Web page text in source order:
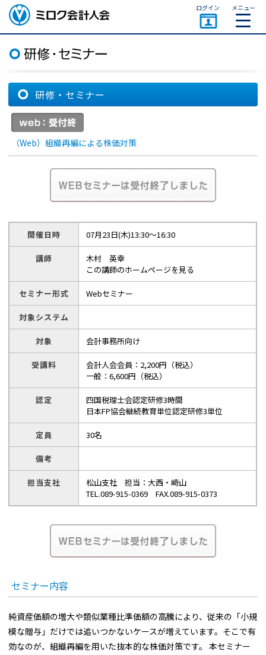
ミロク会計人会 MIROKU
ACCOUNTING PERSON
ASSOCIATION
ログイン メニュー
研修・セミナー
（Web）組織再編による株価対策
開催日時 07月23日(木)13:30～16:30
講師
木村 英幸
この講師のホームページを見る
セミナー形式 Webセミナー
対象システム
対象 会計事務所向け
受講料
会計人会会員：2,200円（税込）
一般：6,600円（税込）
認定
四国税理士会認定研修3時間
日本FP協会継続教育単位認定研修3単位
定員 30名
備考
担当支社
松山支社 担当：大西・崎山
TEL.089-915-0369 FAX.089-915-0373
セミナー内容
純資産価額の増大や類似業種比準価額の高騰により、従来の「小規
模な贈与」だけでは追いつかないケースが増えています。そこで有
効なのが、組織再編を用いた抜本的な株価対策です。 本セミナー